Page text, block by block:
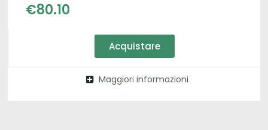
€80.10
Acquistare
Maggiori informazioni